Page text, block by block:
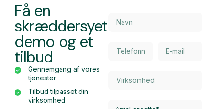
Få en
skræddersyet
demo og et
tilbud
Gennemgang af vores
tjenester
Tilbud tilpasset din
virksomhed